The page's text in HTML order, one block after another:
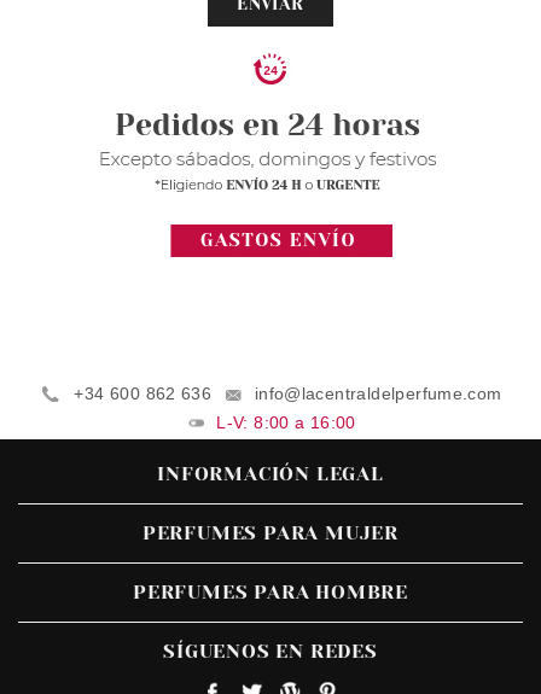
+34 600 862 636
info@lacentraldelperfume.com
L-V: 8:00 a 16:00
INFORMACIÓN LEGAL
PERFUMES PARA MUJER
PERFUMES PARA HOMBRE
SÍGUENOS EN REDES